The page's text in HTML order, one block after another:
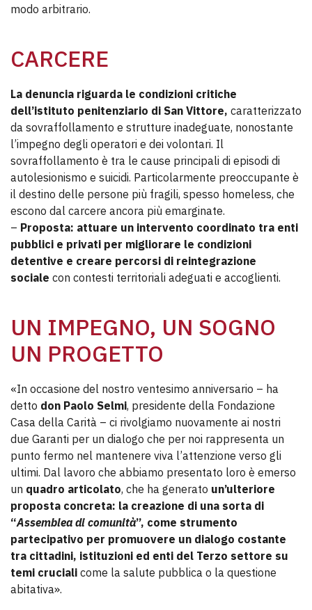
modo arbitrario.
CARCERE
La denuncia riguarda le condizioni critiche
dell’istituto penitenziario di San Vittore, caratterizzato
da sovraffollamento e strutture inadeguate, nonostante
l’impegno degli operatori e dei volontari. Il
sovraffollamento è tra le cause principali di episodi di
autolesionismo e suicidi. Particolarmente preoccupante è
il destino delle persone più fragili, spesso homeless, che
escono dal carcere ancora più emarginate.
– Proposta: attuare un intervento coordinato tra enti
pubblici e privati per migliorare le condizioni
detentive e creare percorsi di reintegrazione
sociale con contesti territoriali adeguati e accoglienti.
UN IMPEGNO, UN SOGNO
UN PROGETTO
«In occasione del nostro ventesimo anniversario – ha
detto don Paolo Selmi, presidente della Fondazione
Casa della Carità – ci rivolgiamo nuovamente ai nostri
due Garanti per un dialogo che per noi rappresenta un
punto fermo nel mantenere viva l’attenzione verso gli
ultimi. Dal lavoro che abbiamo presentato loro è emerso
un quadro articolato, che ha generato un’ulteriore
proposta concreta: la creazione di una sorta di
“Assemblea di comunità”, come strumento
partecipativo per promuovere un dialogo costante
tra cittadini, istituzioni ed enti del Terzo settore su
temi cruciali come la salute pubblica o la questione
abitativa».